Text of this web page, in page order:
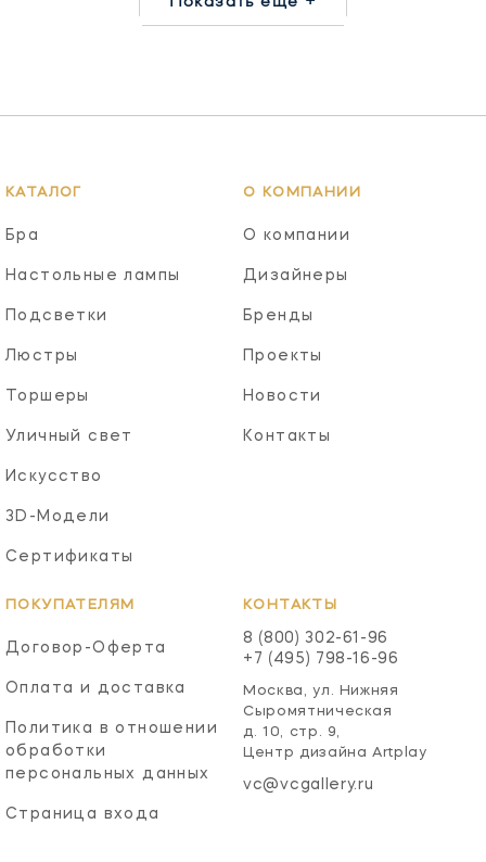
КАТАЛОГ
Бра
Настольные лампы
Подсветки
Люстры
Торшеры
Уличный свет
Искусство
3D-Модели
Сертификаты
О КОМПАНИИ
О компании
Дизайнеры
Бренды
Проекты
Новости
Контакты
ПОКУПАТЕЛЯМ
Договор-Оферта
Оплата и доставка
Политика в отношении
обработки
персональных данных
Страница входа
КОНТАКТЫ
8 (800) 302-61-96
+7 (495) 798-16-96
Москва, ул. Нижняя
Сыромятническая
д. 10, стр. 9,
Центр дизайна Artplay
vc@vcgallery.ru